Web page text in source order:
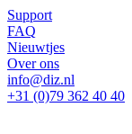
Support
FAQ
Nieuwtjes
Over ons
info@diz.nl
+31 (0)79 362 40 40